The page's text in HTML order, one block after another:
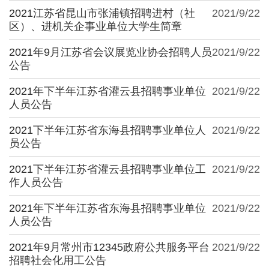
2021/9/22
2021江苏省昆山市张浦镇招聘进村（社
区）、进机关企事业单位大学生简章
2021/9/22
2021年9月江苏省会议展览业协会招聘人员
公告
2021/9/22
2021年下半年江苏省灌云县招聘事业单位
人员公告
2021/9/22
2021下半年江苏省东海县招聘事业单位人
员公告
2021/9/22
2021下半年江苏省灌云县招聘事业单位工
作人员公告
2021/9/22
2021年下半年江苏省东海县招聘事业单位
人员公告
2021/9/22
2021年9月常州市12345政府公共服务平台
招聘社会化用工公告